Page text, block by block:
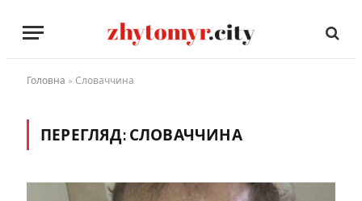
Головна » Словаччина
ПЕРЕГЛЯД: СЛОВАЧЧИНА